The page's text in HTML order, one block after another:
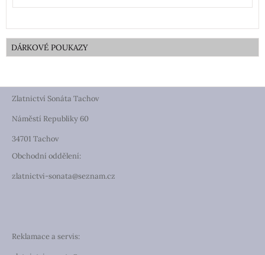
DÁRKOVÉ POUKAZY
Zlatnictví Sonáta Tachov
Náměstí Republiky 60
34701 Tachov
Obchodní oddělení:
zlatnictvi-sonata@seznam.cz
Reklamace a servis: